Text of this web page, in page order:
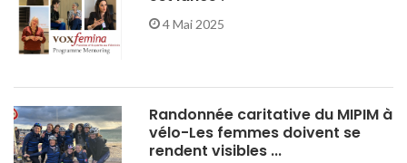
4 Mai 2025
Randonnée caritative du MIPIM à
vélo-Les femmes doivent se
rendent visibles ...